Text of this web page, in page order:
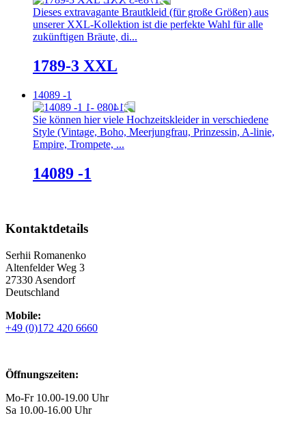
Dieses extravagante Brautkleid (für große Größen) aus
unserer XXL-Kollektion ist die perfekte Wahl für alle
zukünftigen Bräute, di...
1789-3 XXL
14089 -1
Sie können hier viele Hochzeitskleider in verschiedene
Style (Vintage, Boho, Meerjungfrau, Prinzessin, A-linie,
Empire, Trompete, ...
14089 -1
Kontaktdetails
Serhii Romanenko
Altenfelder Weg 3
27330 Asendorf
Deutschland
Mobile:
+49 (0)172 420 6660
Öffnungszeiten:
Mo-Fr 10.00-19.00 Uhr
Sa 10.00-16.00 Uhr